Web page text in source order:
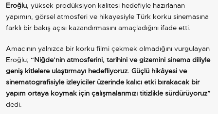
Eroğlu, yüksek prodüksiyon kalitesi hedefiyle hazırlanan
yapımın, görsel atmosferi ve hikayesiyle Türk korku sinemasına
farklı bir bakış açısı kazandırmasını amaçladığını ifade etti.
Amacının yalnızca bir korku filmi çekmek olmadığını vurgulayan
Eroğlu; “Niğde’nin atmosferini, tarihini ve gizemini sinema diliyle
geniş kitlelere ulaştırmayı hedefliyoruz. Güçlü hikâyesi ve
sinematografisiyle izleyiciler üzerinde kalıcı etki bırakacak bir
yapım ortaya koymak için çalışmalarımızı titizlikle sürdürüyoruz”
dedi.